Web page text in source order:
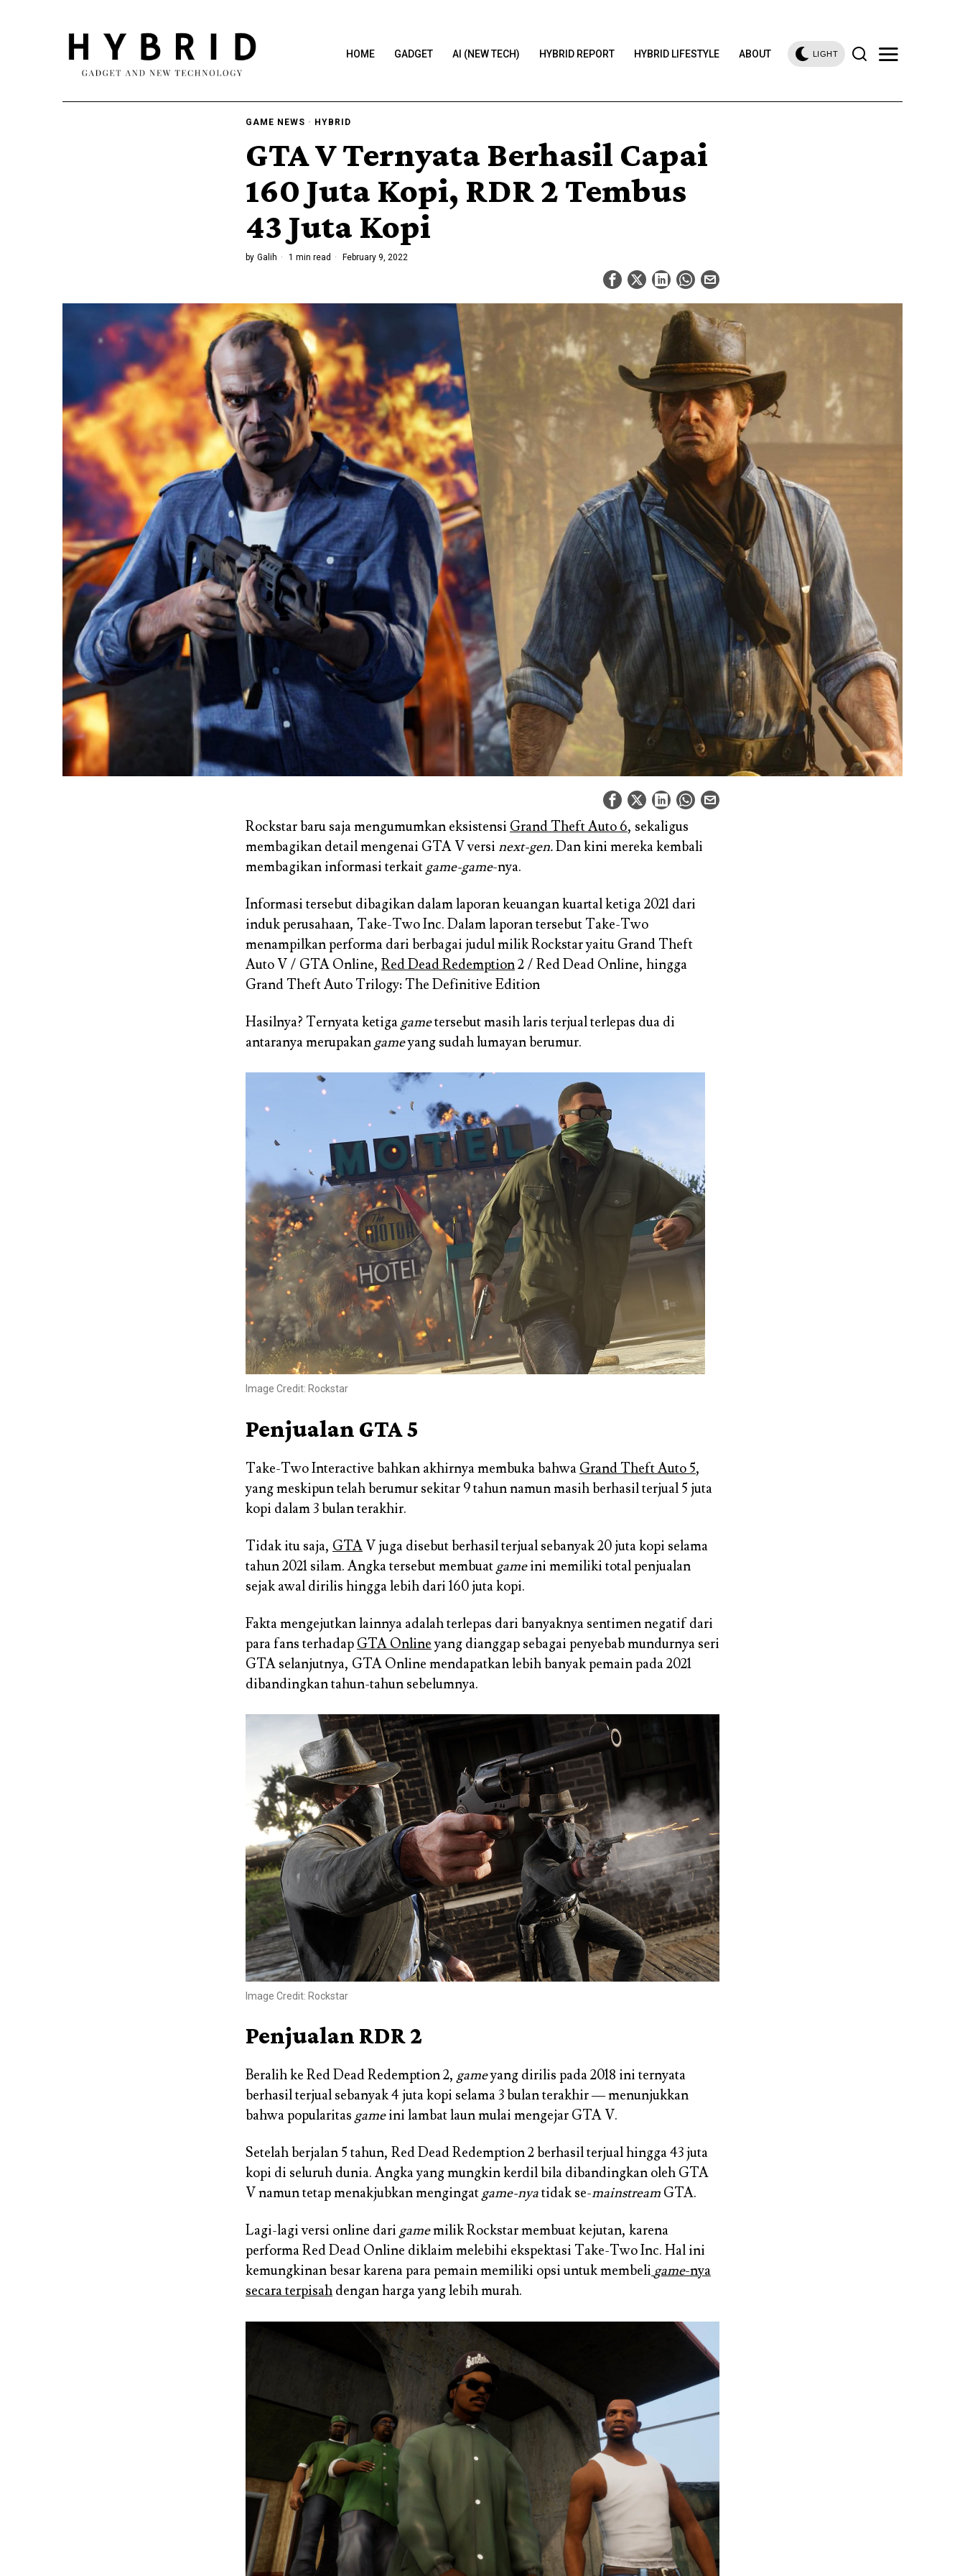
HOME GADGET AI (NEW TECH) HYBRID REPORT HYBRID LIFESTYLE ABOUT LIGHT
GAME NEWS · HYBRID
GTA V Ternyata Berhasil Capai
160 Juta Kopi, RDR 2 Tembus
43 Juta Kopi
by Galih 1 min read February 9, 2022
Rockstar baru saja mengumumkan eksistensi Grand Theft Auto 6, sekaligus
membagikan detail mengenai GTA V versi next-gen.Dan kini mereka kembali
membagikan informasi terkait game-game-nya.
Informasi tersebut dibagikan dalam laporan keuangan kuartal ketiga 2021 dari
induk perusahaan, Take-Two Inc. Dalam laporan tersebut Take-Two
menampilkan performa dari berbagai judul milik Rockstar yaitu Grand Theft
Auto V / GTA Online, Red Dead Redemption2 / Red Dead Online, hingga
Grand Theft Auto Trilogy: The Definitive Edition
Hasilnya? Ternyata ketiga gametersebut masih laris terjual terlepas dua di
antaranya merupakan gameyang sudah lumayan berumur.
Image Credit: Rockstar
Penjualan GTA 5
Take-Two Interactive bahkan akhirnya membuka bahwa Grand Theft Auto 5,
yang meskipun telah berumur sekitar 9 tahun namun masih berhasil terjual 5 juta
kopi dalam 3 bulan terakhir.
Tidak itu saja, GTAV juga disebut berhasil terjual sebanyak 20 juta kopi selama
tahun 2021 silam. Angka tersebut membuat gameini memiliki total penjualan
sejak awal dirilis hingga lebih dari 160 juta kopi.
Fakta mengejutkan lainnya adalah terlepas dari banyaknya sentimen negatif dari
para fans terhadap GTA Onlineyang dianggap sebagai penyebab mundurnya seri
GTA selanjutnya, GTA Online mendapatkan lebih banyak pemain pada 2021
dibandingkan tahun-tahun sebelumnya.
Image Credit: Rockstar
Penjualan RDR 2
Beralih ke Red Dead Redemption 2, gameyang dirilis pada 2018 ini ternyata
berhasil terjual sebanyak 4 juta kopi selama 3 bulan terakhir — menunjukkan
bahwa popularitas gameini lambat laun mulai mengejar GTA V.
Setelah berjalan 5 tahun, Red Dead Redemption 2 berhasil terjual hingga 43 juta
kopi di seluruh dunia. Angka yang mungkin kerdil bila dibandingkan oleh GTA
V namun tetap menakjubkan mengingat game-nyatidak se-mainstream GTA.
Lagi-lagi versi online dari gamemilik Rockstar membuat kejutan, karena
performa Red Dead Online diklaim melebihi ekspektasi Take-Two Inc. Hal ini
kemungkinan besar karena para pemain memiliki opsi untuk membeli game-nya
secara terpisah dengan harga yang lebih murah.